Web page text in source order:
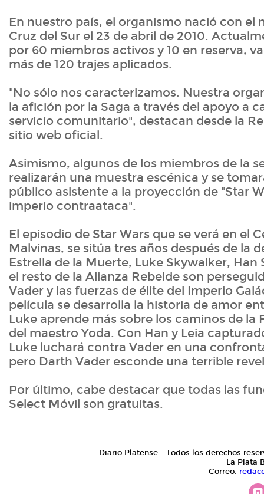
En nuestro país, el organismo nació con el
Cruz del Sur el 23 de abril de 2010.
por 60 miembros activos y 10 en reserva,
más de 120 trajes aplicados.
"No sólo nos caracterizamos. Nuestra
la afición por la Saga a través del apoyo a
servicio comunitario", destacan desde la
sitio web oficial.
Asimismo, algunos de los miembros de la
realizarán una muestra escénica y se
público asistente a la proyección de "Star
imperio contraataca".
El episodio de Star Wars que se verá en el
Malvinas, se sitúa tres años después de la
Estrella de la Muerte, Luke Skywalker, Han
el resto de la Alianza Rebelde son
Vader y las fuerzas de élite del Imperio
película se desarrolla la historia de amor
Luke aprende más sobre los caminos de la
del maestro Yoda. Con Han y Leia
Luke luchará contra Vader en una
pero Darth Vader esconde una terrible
Por último, cabe destacar que todas las
Select Móvil son gratuitas.
Diario Platense - Todos los derechos
La Plata
Correo: